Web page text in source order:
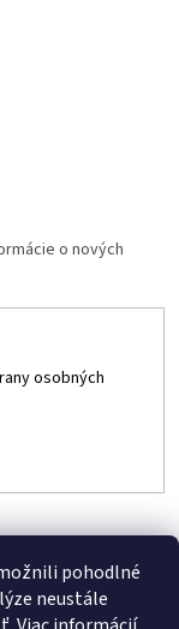
pohodlné
neustále
o nových
osobných